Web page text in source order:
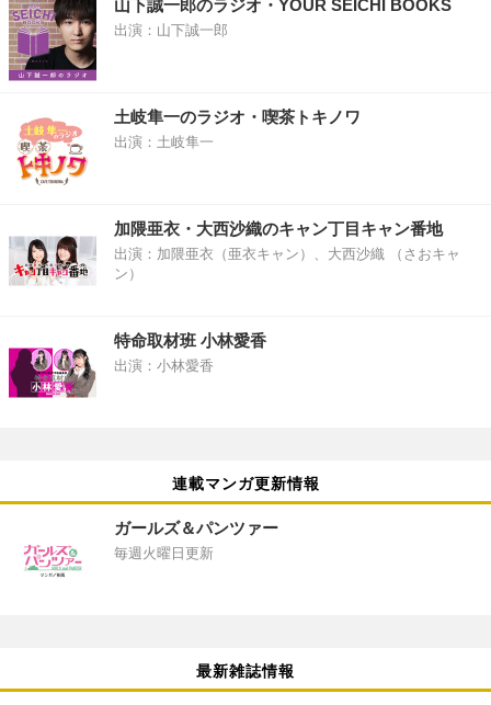
山下誠一郎のラジオ・YOUR SEICHI BOOKS
出演：山下誠一郎
土岐隼一のラジオ・喫茶トキノワ
出演：土岐隼一
加隈亜衣・大西沙織のキャン丁目キャン番地
出演：加隈亜衣（亜衣キャン）、大西沙織 （さおキャ
ン）
特命取材班 小林愛香
出演：小林愛香
連載マンガ更新情報
ガールズ＆パンツァー
毎週火曜日更新
最新雑誌情報